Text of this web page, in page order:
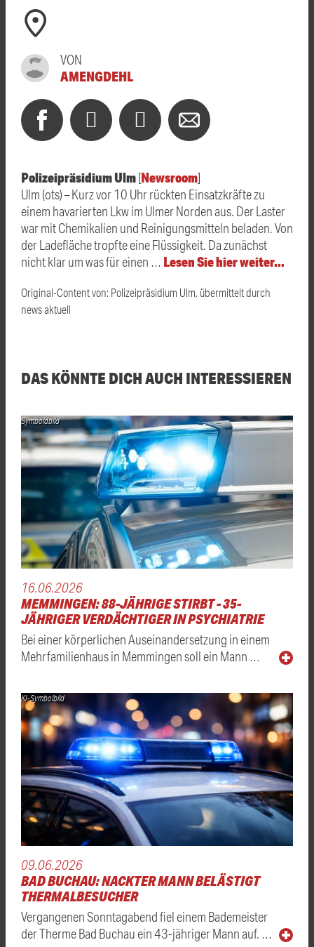
VON
AMENGDEHL
Polizeipräsidium Ulm[Newsroom]
Ulm (ots) – Kurz vor 10 Uhr rückten Einsatzkräfte zu
einem havarierten Lkw im Ulmer Norden aus. Der Laster
war mit Chemikalien und Reinigungsmitteln beladen. Von
der Ladefläche tropfte eine Flüssigkeit. Da zunächst
nicht klar um was für einen … Lesen Sie hier weiter…
Original-Content von: Polizeipräsidium Ulm, übermittelt durch
news aktuell
DAS KÖNNTE DICH AUCH INTERESSIEREN
Symboldbild
16.06.2026
MEMMINGEN: 88-JÄHRIGE STIRBT - 35-
JÄHRIGER VERDÄCHTIGER IN PSYCHIATRIE
Bei einer körperlichen Auseinandersetzung in einem
Mehrfamilienhaus in Memmingen soll ein Mann …
KI-Symbolbild
09.06.2026
BAD BUCHAU: NACKTER MANN BELÄSTIGT
THERMALBESUCHER
Vergangenen Sonntagabend fiel einem Bademeister
der Therme Bad Buchau ein 43-jähriger Mann auf. …